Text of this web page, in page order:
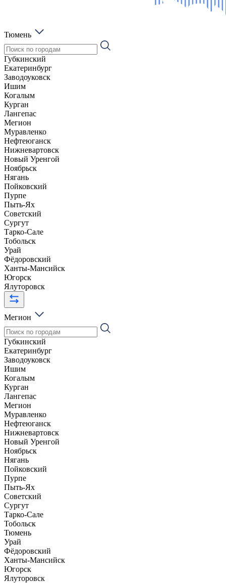
Тюмень
Губкинский
Екатеринбург
Заводоуковск
Ишим
Когалым
Курган
Лангепас
Мегион
Муравленко
Нефтеюганск
Нижневартовск
Новый Уренгой
Ноябрьск
Нягань
Пойковский
Пурпе
Пыть-Ях
Советский
Сургут
Тарко-Сале
Тобольск
Урай
Фёдоровский
Ханты-Мансийск
Югорск
Ялуторовск
Мегион
Губкинский
Екатеринбург
Заводоуковск
Ишим
Когалым
Курган
Лангепас
Мегион
Муравленко
Нефтеюганск
Нижневартовск
Новый Уренгой
Ноябрьск
Нягань
Пойковский
Пурпе
Пыть-Ях
Советский
Сургут
Тарко-Сале
Тобольск
Тюмень
Урай
Фёдоровский
Ханты-Мансийск
Югорск
Ялуторовск